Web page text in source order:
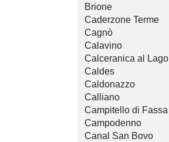
Brione
Caderzone Terme
Cagnò
Calavino
Calceranica al Lago
Caldes
Caldonazzo
Calliano
Campitello di Fassa
Campodenno
Canal San Bovo